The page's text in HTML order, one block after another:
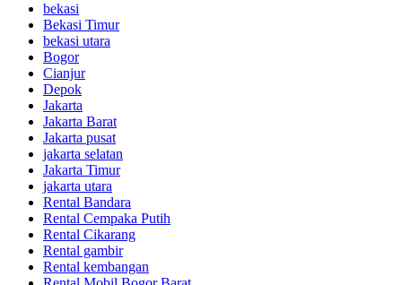
bekasi
Bekasi Timur
bekasi utara
Bogor
Cianjur
Depok
Jakarta
Jakarta Barat
Jakarta pusat
jakarta selatan
Jakarta Timur
jakarta utara
Rental Bandara
Rental Cempaka Putih
Rental Cikarang
Rental gambir
Rental kembangan